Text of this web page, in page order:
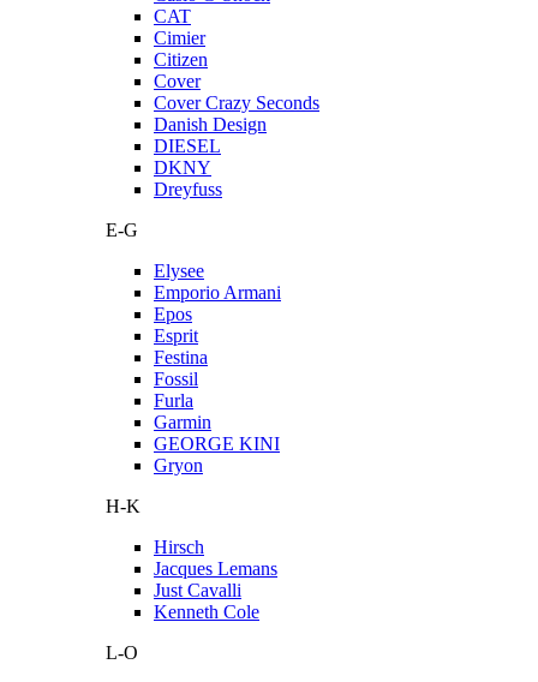
CAT
Cimier
Citizen
Cover
Cover Crazy Seconds
Danish Design
DIESEL
DKNY
Dreyfuss
E-G
Elysee
Emporio Armani
Epos
Esprit
Festina
Fossil
Furla
Garmin
GEORGE KINI
Gryon
H-K
Hirsch
Jacques Lemans
Just Cavalli
Kenneth Cole
L-O